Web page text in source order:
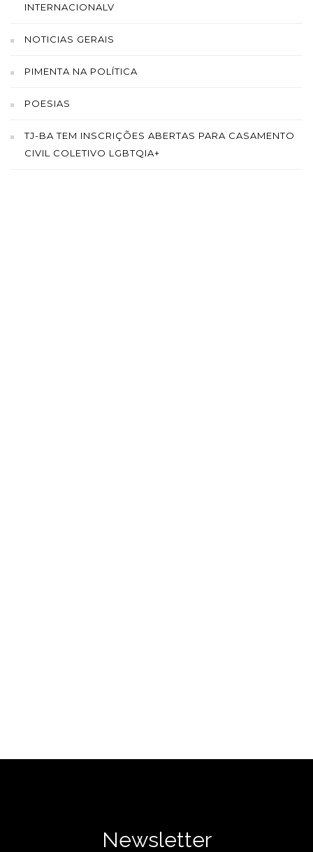
INTERNACIONALV
NOTICIAS GERAIS
PIMENTA NA POLÍTICA
POESIAS
TJ-BA TEM INSCRIÇÕES ABERTAS PARA CASAMENTO
CIVIL COLETIVO LGBTQIA+
Newsletter